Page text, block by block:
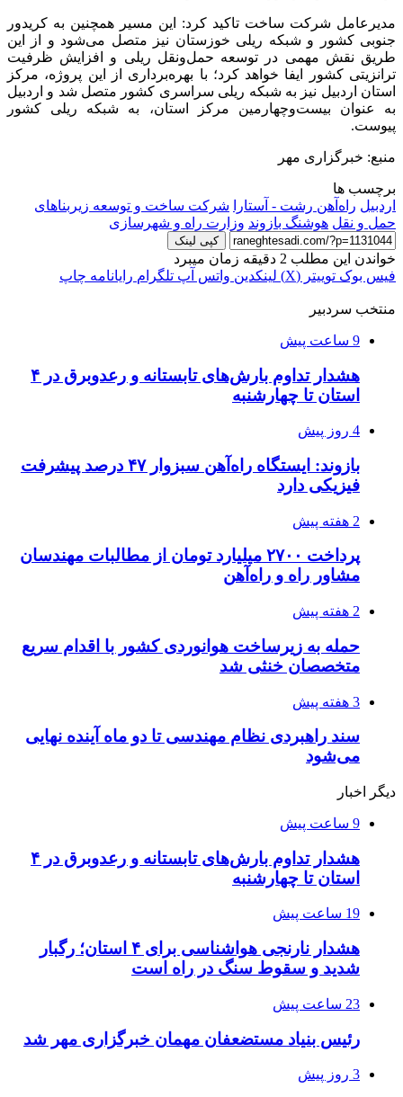
مدیرعامل شرکت ساخت تاکید کرد: این مسیر همچنین به کریدور
جنوبی کشور و شبکه ریلی خوزستان نیز متصل می‌شود و از این
طریق نقش مهمی در توسعه حمل‌ونقل ریلی و افزایش ظرفیت
ترانزیتی کشور ایفا خواهد کرد؛ با بهره‌برداری از این پروژه، مرکز
استان اردبیل نیز به شبکه ریلی سراسری کشور متصل شد و اردبیل
به عنوان بیست‌وچهارمین مرکز استان، به شبکه ریلی کشور
پیوست.
منبع: خبرگزاری مهر
برچسب ها
اردبیل راه‌آهن رشت - آستارا
شرکت ساخت و توسعه زیربناهای
حمل و نقل هوشنگ بازوند وزارت راه و شهرسازی
کپی لینک
خواندن این مطلب 2 دقیقه زمان میبرد
فیس بوک توییتر (X) لینکدین واتس آپ تلگرام رایانامه چاپ
منتخب سردبیر
9 ساعت پیش
هشدار تداوم بارش‌های تابستانه و رعدوبرق در ۴
استان تا چهارشنبه
4 روز پیش
بازوند: ایستگاه راه‌آهن سبزوار ۴۷ درصد پیشرفت
فیزیکی دارد
2 هفته پیش
پرداخت ۲۷۰۰ میلیارد تومان از مطالبات مهندسان
مشاور راه و راه‌آهن
2 هفته پیش
حمله به زیرساخت هوانوردی کشور با اقدام سریع
متخصصان خنثی شد
3 هفته پیش
سند راهبردی نظام مهندسی تا دو ماه آینده نهایی
می‌شود
دیگر اخبار
9 ساعت پیش
هشدار تداوم بارش‌های تابستانه و رعدوبرق در ۴
استان تا چهارشنبه
19 ساعت پیش
هشدار نارنجی هواشناسی برای ۴ استان؛ رگبار
شدید و سقوط سنگ در راه است
23 ساعت پیش
رئیس بنیاد مستضعفان مهمان خبرگزاری مهر شد
3 روز پیش